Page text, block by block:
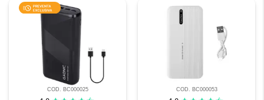
COD. BC000025 COD. BC000053